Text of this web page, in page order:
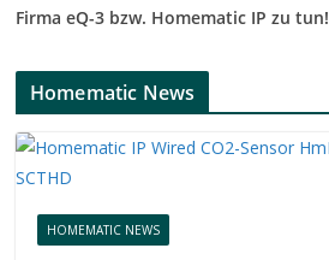
Firma eQ-3 bzw. Homematic IP zu tun!
Homematic News
HOMEMATIC NEWS